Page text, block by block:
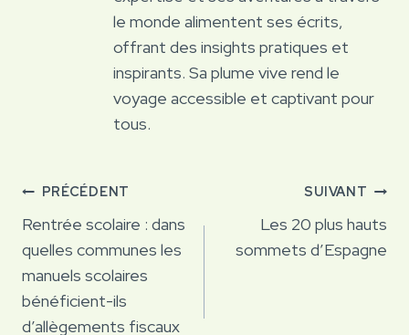
le monde alimentent ses écrits,
offrant des insights pratiques et
inspirants. Sa plume vive rend le
voyage accessible et captivant pour
tous.
Navigation
de
l’article
PRÉCÉDENT
Rentrée scolaire : dans
quelles communes les
manuels scolaires
bénéficient-ils
d’allègements fiscaux
SUIVANT
Les 20 plus hauts
sommets d’Espagne